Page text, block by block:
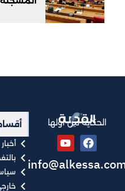
الحكاية من أولها
أخبار